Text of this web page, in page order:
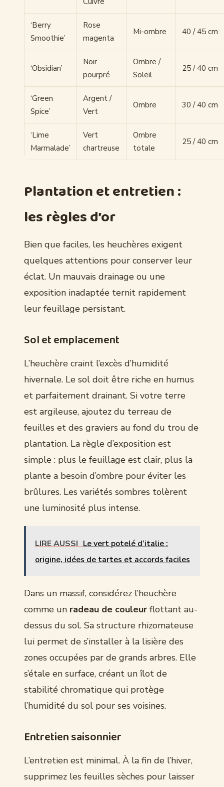
‘Berry
Smoothie’
Rose
magenta
Mi-ombre 40 / 45 cm
‘Obsidian’
Noir
pourpré
Ombre /
Soleil
25 / 40 cm
‘Green
Spice’
Argent /
Vert
Ombre 30 / 40 cm
‘Lime
Marmalade’
Vert
chartreuse
Ombre
totale
25 / 40 cm
Plantation et entretien :
les règles d’or
Bien que faciles, les heuchères exigent
quelques attentions pour conserver leur
éclat. Un mauvais drainage ou une
exposition inadaptée ternit rapidement
leur feuillage persistant.
Sol et emplacement
L’heuchère craint l’excès d’humidité
hivernale. Le sol doit être riche en humus
et parfaitement drainant. Si votre terre
est argileuse, ajoutez du terreau de
feuilles et des graviers au fond du trou de
plantation. La règle d’exposition est
simple : plus le feuillage est clair, plus la
plante a besoin d’ombre pour éviter les
brûlures. Les variétés sombres tolèrent
une luminosité plus intense.
LIRE AUSSI Le vert potelé d’italie :
origine, idées de tartes et accords faciles
Dans un massif, considérez l’heuchère
comme un radeau de couleur flottant au-
dessus du sol. Sa structure rhizomateuse
lui permet de s’installer à la lisière des
zones occupées par de grands arbres. Elle
s’étale en surface, créant un îlot de
stabilité chromatique qui protège
l’humidité du sol pour ses voisines.
Entretien saisonnier
L’entretien est minimal. À la fin de l’hiver,
supprimez les feuilles sèches pour laisser